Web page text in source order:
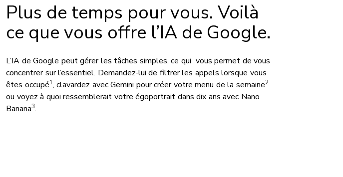
Plus de temps pour vous. Voilà
ce que vous offre l’IA de Google.
L’IA de Google peut gérer les tâches simples, ce qui vous permet de vous
concentrer sur l’essentiel. Demandez-lui de filtrer les appels lorsque vous
êtes occupé1, clavardez avec Gemini pour créer votre menu de la semaine2
ou voyez à quoi ressemblerait votre égoportrait dans dix ans avec Nano
Banana3.